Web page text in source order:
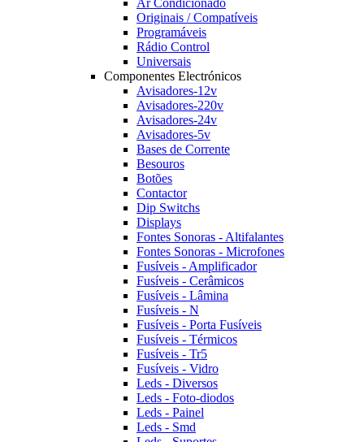
Ar Condicionado
Originais / Compatíveis
Programáveis
Rádio Control
Universais
Componentes Electrónicos
Avisadores-12v
Avisadores-220v
Avisadores-24v
Avisadores-5v
Bases de Corrente
Besouros
Botões
Contactor
Dip Switchs
Displays
Fontes Sonoras - Altifalantes
Fontes Sonoras - Microfones
Fusíveis - Amplificador
Fusíveis - Cerâmicos
Fusíveis - Lâmina
Fusíveis - N
Fusíveis - Porta Fusíveis
Fusíveis - Térmicos
Fusíveis - Tr5
Fusíveis - Vidro
Leds - Diversos
Leds - Foto-diodos
Leds - Painel
Leds - Smd